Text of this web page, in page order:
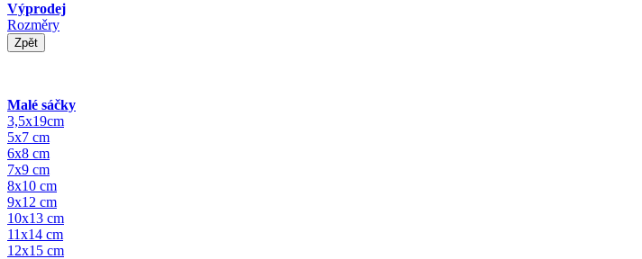
Výprodej
Rozměry
Zpět
Malé sáčky
3,5x19cm
5x7 cm
6x8 cm
7x9 cm
8x10 cm
9x12 cm
10x13 cm
11x14 cm
12x15 cm